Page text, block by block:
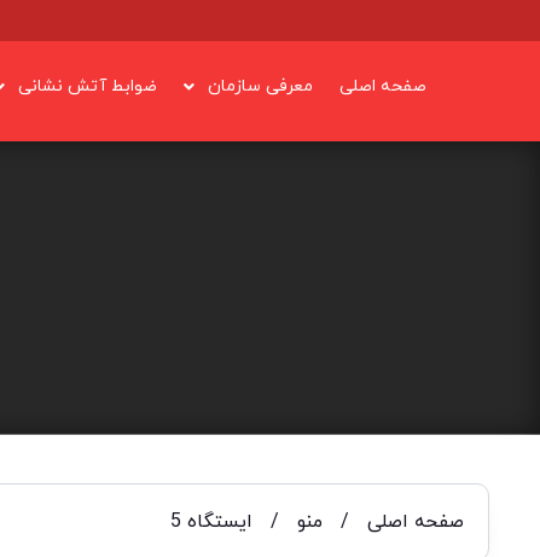
صفحه اصلی معرفی سازمان ضوابط آتش نشانی
صفحه اصلی / منو / ایستگاه 5